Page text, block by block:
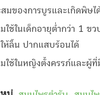
มของการบูรและเกิดพิษไ
ใช้ในเด็กอายุต่ำกว่า 1 ข
ห้ลิ้น ปากแสบร้อนได้
ใช้ในหญิงตั้งครรภ์และผู้ที่